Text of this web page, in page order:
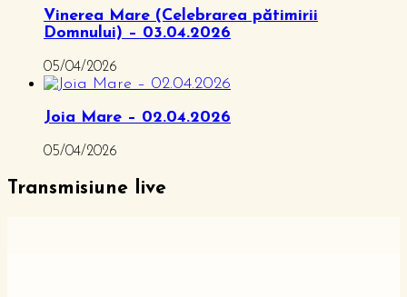
Vinerea Mare (Celebrarea pătimirii
Domnului) – 03.04.2026
05/04/2026
Joia Mare – 02.04.2026
05/04/2026
Transmisiune live